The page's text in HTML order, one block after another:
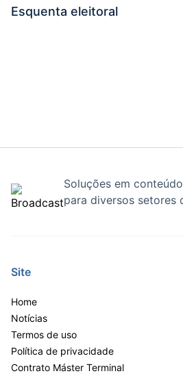
Em
Esquenta eleitoral
Soluções em
para diversos setores
Site
Home
Notícias
Termos de uso
Política de privacidade
Contrato Máster Terminal